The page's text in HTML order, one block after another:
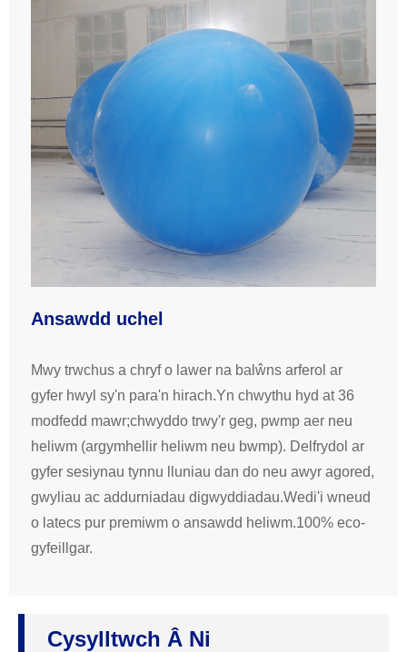
Ansawdd uchel
Mwy trwchus a chryf o lawer na balŵns arferol ar
gyfer hwyl sy'n para'n hirach.Yn chwythu hyd at 36
modfedd mawr;chwyddo trwy'r geg, pwmp aer neu
heliwm (argymhellir heliwm neu bwmp). Delfrydol ar
gyfer sesiynau tynnu lluniau dan do neu awyr agored,
gwyliau ac addurniadau digwyddiadau.Wedi'i wneud
o latecs pur premiwm o ansawdd heliwm.100% eco-
gyfeillgar.
Cysylltwch Â Ni